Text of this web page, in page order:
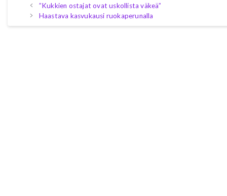
”Kukkien ostajat ovat uskollista väkeä”
Haastava kasvukausi ruokaperunalla